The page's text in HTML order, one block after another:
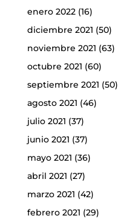
enero 2022(16)
diciembre 2021 (50)
noviembre 2021 (63)
octubre 2021 (60)
septiembre 2021 (50)
agosto 2021 (46)
julio 2021 (37)
junio 2021 (37)
mayo 2021 (36)
abril 2021 (27)
marzo 2021 (42)
febrero 2021 (29)